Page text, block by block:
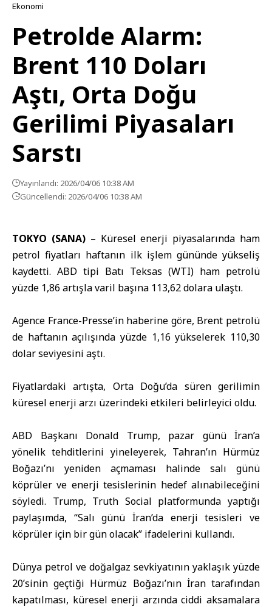
Ekonomi
Petrolde Alarm:
Brent 110 Doları
Aştı, Orta Doğu
Gerilimi Piyasaları
Sarstı
Yayınlandı: 2026/04/06 10:38 AM
Güncellendi: 2026/04/06 10:38 AM
TOKYO (SANA)– Küreselenerji piyasalarında ham
petrol fiyatları haftanın ilk işlem gününde yükseliş
kaydetti. ABD tipi Batı Teksas (WTI) ham petrolü
yüzde 1,86 artışla varil başına 113,62 dolara ulaştı.
Agence France-Presse’in haberine göre, Brent petrolü
de haftanın açılışında yüzde 1,16 yükselerek 110,30
dolar seviyesini aştı.
Fiyatlardaki artışta, Orta Doğu’da süren gerilimin
küresel enerji arzı üzerindeki etkileri belirleyici oldu.
ABD Başkanı Donald Trump, pazar günü İran’a
yönelik tehditlerini yineleyerek, Tahran’ın Hürmüz
Boğazı’nı yeniden açmaması halinde salı günü
köprüler ve enerji tesislerinin hedef alınabileceğini
söyledi. Trump, Truth Social platformunda yaptığı
paylaşımda, “Salı günü İran’da enerji tesisleri ve
köprüler için bir gün olacak” ifadelerini kullandı.
Dünya petrol ve doğalgaz sevkiyatının yaklaşık yüzde
20’sinin geçtiği Hürmüz Boğazı’nın İran tarafından
kapatılması, küresel enerji arzında ciddi aksamalara